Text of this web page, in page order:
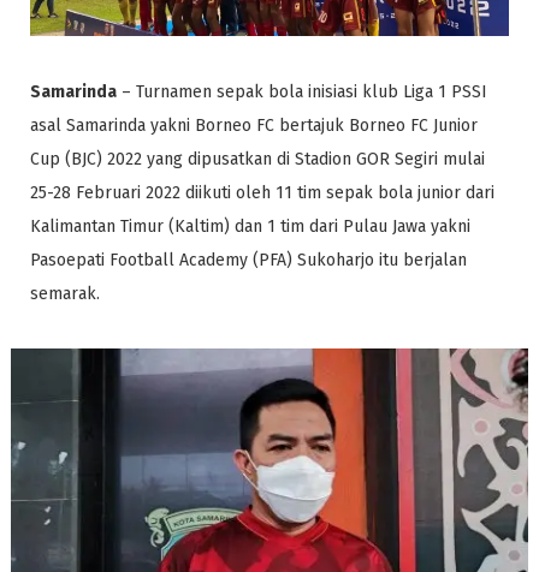
Samarinda – Turnamen sepak bola inisiasi klub Liga 1 PSSI
asal Samarinda yakni Borneo FC bertajuk Borneo FC Junior
Cup (BJC) 2022 yang dipusatkan di Stadion GOR Segiri mulai
25-28 Februari 2022 diikuti oleh 11 tim sepak bola junior dari
Kalimantan Timur (Kaltim) dan 1 tim dari Pulau Jawa yakni
Pasoepati Football Academy (PFA) Sukoharjo itu berjalan
semarak.